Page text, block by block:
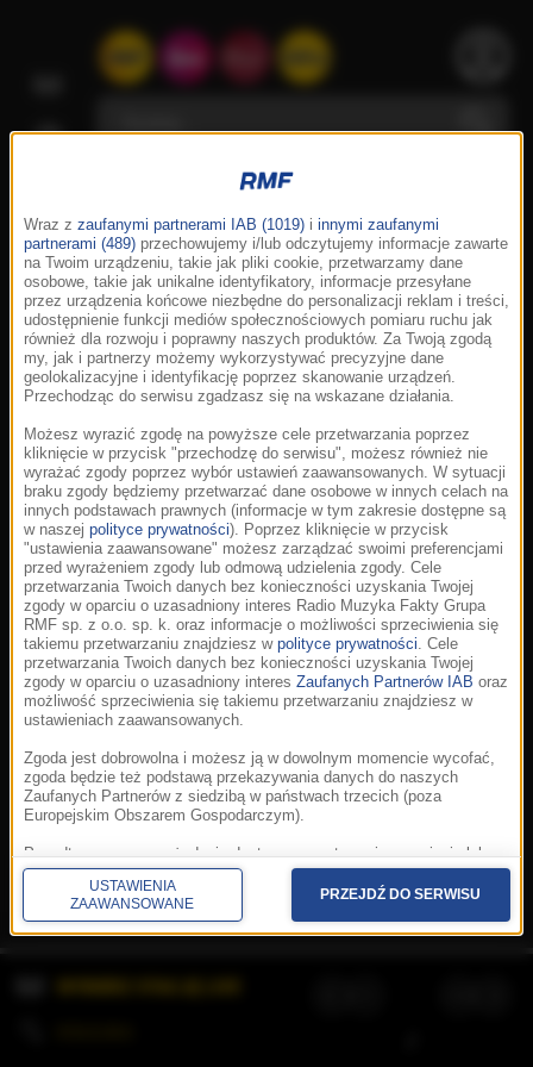
Korzystanie z portalu oznacza akceptację
Prywatność.Aplikacje.© 2026 Radio Muzyka
Fakty Grupa RMF sp. z o.o. sp. k.
Wraz z zaufanymi partnerami IAB (1019) i innymi zaufanymi
partnerami (489) przechowujemy i/lub odczytujemy informacje zawarte
na Twoim urządzeniu, takie jak pliki cookie, przetwarzamy dane
osobowe, takie jak unikalne identyfikatory, informacje przesyłane
przez urządzenia końcowe niezbędne do personalizacji reklam i treści,
udostępnienie funkcji mediów społecznościowych pomiaru ruchu jak
również dla rozwoju i poprawny naszych produktów. Za Twoją zgodą
my, jak i partnerzy możemy wykorzystywać precyzyjne dane
geolokalizacyjne i identyfikację poprzez skanowanie urządzeń.
Przechodząc do serwisu zgadzasz się na wskazane działania.
Możesz wyrazić zgodę na powyższe cele przetwarzania poprzez
kliknięcie w przycisk "przechodzę do serwisu", możesz również nie
wyrażać zgody poprzez wybór ustawień zaawansowanych. W sytuacji
braku zgody będziemy przetwarzać dane osobowe w innych celach na
innych podstawach prawnych (informacje w tym zakresie dostępne są
w naszej polityce prywatności). Poprzez kliknięcie w przycisk
"ustawienia zaawansowane" możesz zarządzać swoimi preferencjami
przed wyrażeniem zgody lub odmową udzielenia zgody. Cele
przetwarzania Twoich danych bez konieczności uzyskania Twojej
zgody w oparciu o uzasadniony interes Radio Muzyka Fakty Grupa
RMF sp. z o.o. sp. k. oraz informacje o możliwości sprzeciwienia się
takiemu przetwarzaniu znajdziesz w polityce prywatności. Cele
przetwarzania Twoich danych bez konieczności uzyskania Twojej
zgody w oparciu o uzasadniony interes Zaufanych Partnerów IAB oraz
możliwość sprzeciwienia się takiemu przetwarzaniu znajdziesz w
ustawieniach zaawansowanych.
Zgoda jest dobrowolna i możesz ją w dowolnym momencie wycofać,
zgoda będzie też podstawą przekazywania danych do naszych
Zaufanych Partnerów z siedzibą w państwach trzecich (poza
Europejskim Obszarem Gospodarczym).
Ponadto masz prawo żądania dostępu, sprostowania, usunięcia lub
ograniczenia przetwarzania danych, a także złożenia skargi do
Prezesa Urzędu Ochrony Danych Osobowych. W polityce prywatności
znajdziesz informacje jak wykonać swoje prawa. Szczegółowe
informacje na temat przetwarzania Twoich danych znajdują się w
USTAWIENIA
ZAAWANSOWANE
PRZEJDŹ DO SERWISU